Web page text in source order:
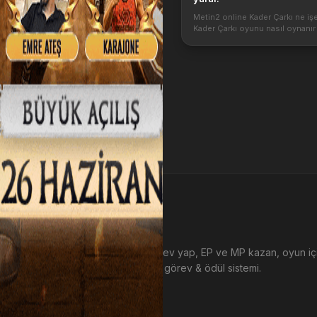
Metin2 online Kader Çarkı ne
Kader Çarkı oyunu nasıl
EP Kazan
Metin2 sunucularında görev yap, EP ve MP kazan, oyun
harca. Tamamen ücretsiz görev & ödül sistemi.